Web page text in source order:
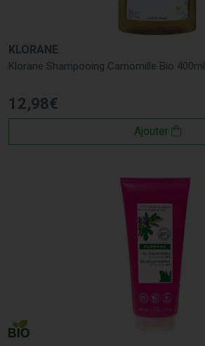
KLORANE
Klorane Shampooing Camomille Bio 400ml
12,98€
Ajouter